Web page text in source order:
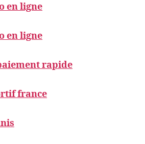
en ligne
en ligne
rapide
france